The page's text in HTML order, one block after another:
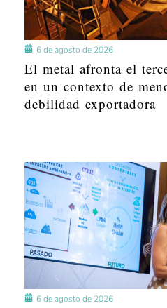
6 de agosto de 2026
El metal afronta el
en un contexto de
debilidad exportadora
6 de agosto de 2026